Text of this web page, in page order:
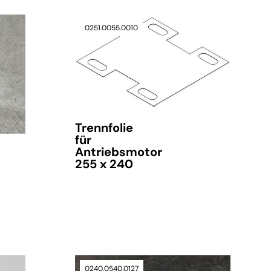
0251.0055.0010
Trennfolie
für
Antriebsmotor
255 x 240
0240.0540.0127